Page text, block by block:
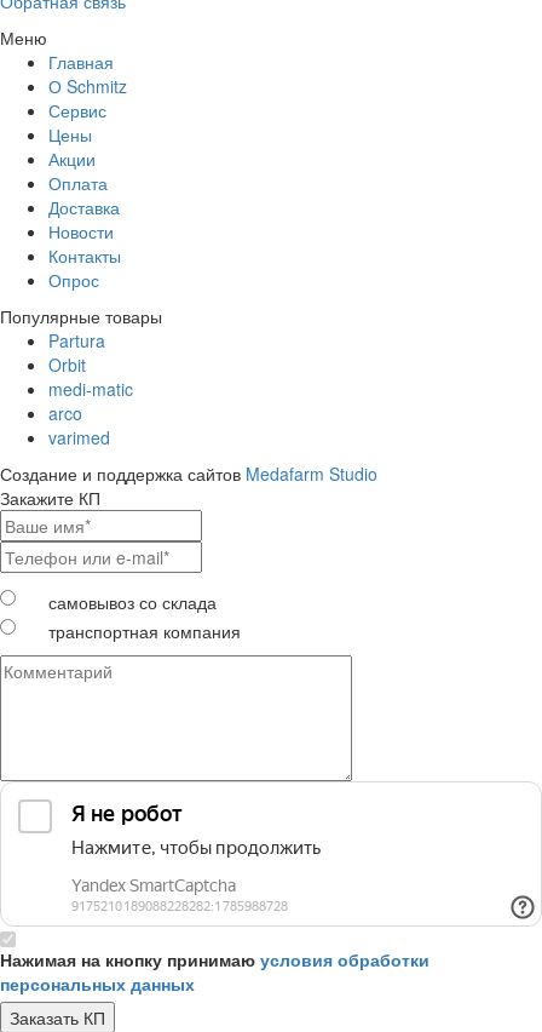
Меню
Главная
О Schmitz
Сервис
Цены
Акции
Оплата
Доставка
Новости
Контакты
Опрос
Популярные товары
Partura
Orbit
medi-matic
arco
varimed
Создание и поддержка сайтов Medafarm Studio
Закажите КП
самовывоз со склада
транспортная компания
Нажимая на кнопку принимаю условия обработки
персональных данных